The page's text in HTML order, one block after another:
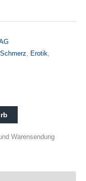
Schmerz, Erotik,
Warensendung